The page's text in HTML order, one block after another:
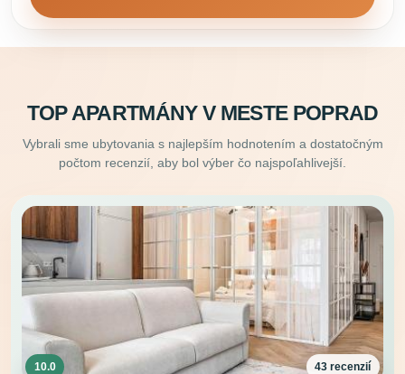
TOP APARTMÁNY V MESTE POPRAD
Vybrali sme ubytovania s najlepším hodnotením a dostatočným
počtom recenzií, aby bol výber čo najspoľahlivejší.
10.0 43 recenzií